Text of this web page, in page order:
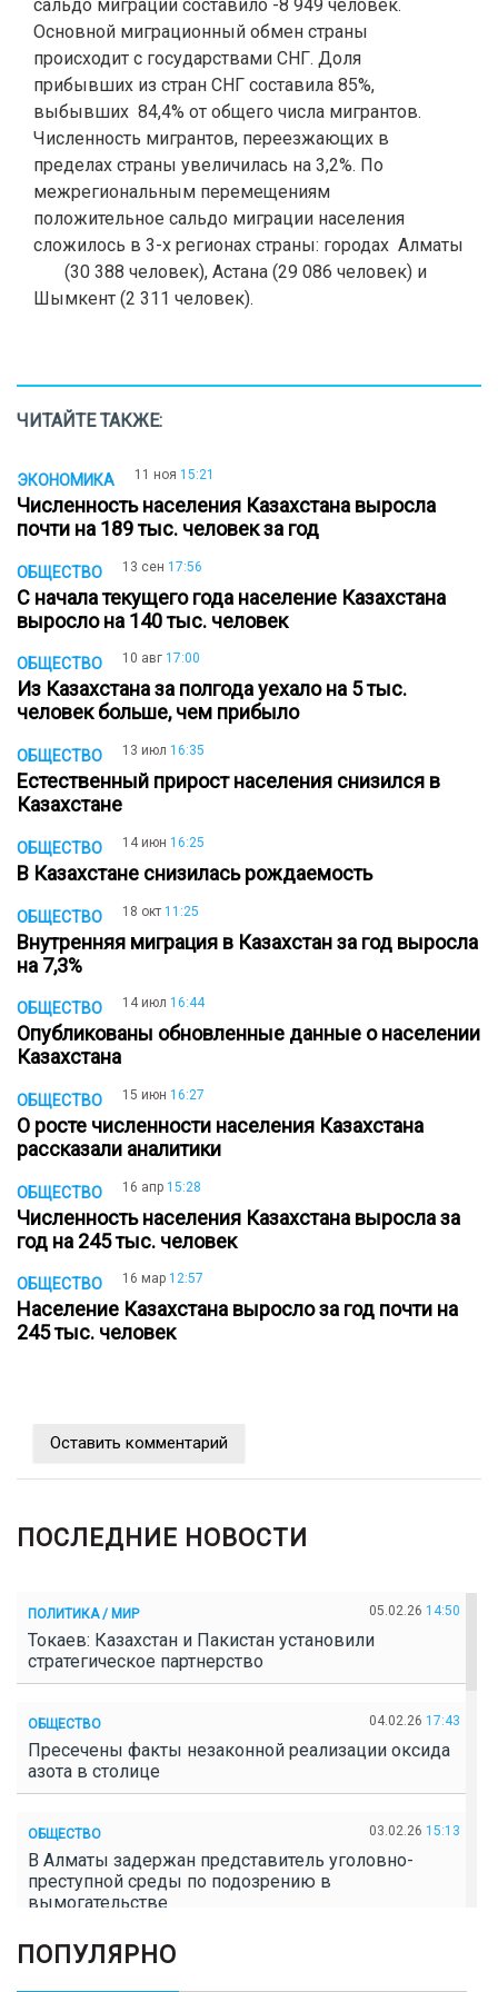
сальдо миграции составило -8 949 человек.
Основной миграционный обмен страны
происходит с государствами СНГ. Доля
прибывших из стран СНГ составила 85%,
выбывших 84,4% от общего числа мигрантов.
Численность мигрантов, переезжающих в
пределах страны увеличилась на 3,2%. По
межрегиональным перемещениям
положительное сальдо миграции населения
сложилось в 3-х регионах страны: городах Алматы
(30 388 человек), Астана (29 086 человек) и
Шымкент (2 311 человек).
ЧИТАЙТЕ ТАКЖЕ:
ЭКОНОМИКА 11 ноя 15:21
Численность населения Казахстана выросла
почти на 189 тыс. человек за год
ОБЩЕСТВО 13 сен 17:56
С начала текущего года население Казахстана
выросло на 140 тыс. человек
ОБЩЕСТВО 10 авг 17:00
Из Казахстана за полгода уехало на 5 тыс.
человек больше, чем прибыло
ОБЩЕСТВО 13 июл 16:35
Естественный прирост населения снизился в
Казахстане
ОБЩЕСТВО 14 июн 16:25
В Казахстане снизилась рождаемость
ОБЩЕСТВО 18 окт 11:25
Внутренняя миграция в Казахстан за год выросла
на 7,3%
ОБЩЕСТВО 14 июл 16:44
Опубликованы обновленные данные о населении
Казахстана
ОБЩЕСТВО 15 июн 16:27
О росте численности населения Казахстана
рассказали аналитики
ОБЩЕСТВО 16 апр 15:28
Численность населения Казахстана выросла за
год на 245 тыс. человек
ОБЩЕСТВО 16 мар 12:57
Население Казахстана выросло за год почти на
245 тыс. человек
Оставить комментарий
ПОСЛЕДНИЕ НОВОСТИ
ПОЛИТИКА / МИР 05.02.26 14:50
Токаев: Казахстан и Пакистан установили
стратегическое партнерство
ОБЩЕСТВО 04.02.26 17:43
Пресечены факты незаконной реализации оксида
азота в столице
ОБЩЕСТВО 03.02.26 15:13
В Алматы задержан представитель уголовно-
преступной среды по подозрению в
вымогательстве
ОБЩЕСТВО
ПОПУЛЯРНО